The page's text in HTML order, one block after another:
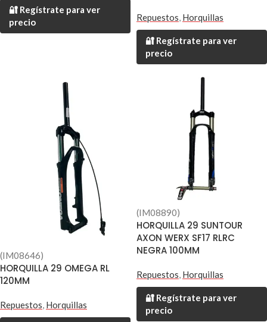
🔐 Regístrate para ver
precio
Repuestos, Horquillas
🔐 Regístrate para ver
precio
(IM08646)
HORQUILLA 29 OMEGA RL
120MM
Repuestos, Horquillas
(IM08890)
HORQUILLA 29 SUNTOUR
AXON WERX SF17 RLRC
NEGRA 100MM
Repuestos, Horquillas
🔐 Regístrate para ver
precio